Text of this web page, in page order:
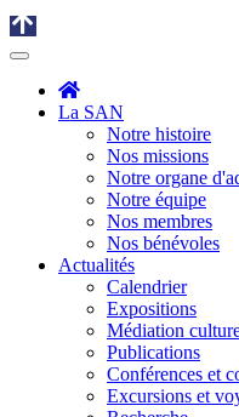
La SAN
Notre histoire
Nos missions
Notre organe
Notre équipe
Nos membres
Nos bénévoles
Actualités
Calendrier
Expositions
Médiation
Publications
Conférences et
Excursions et